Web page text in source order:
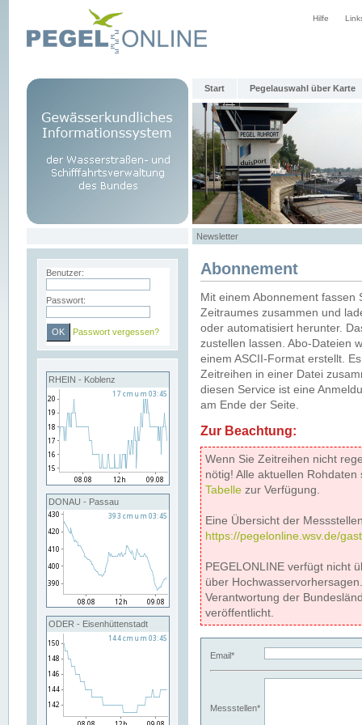
Hilfe
Start Pegelauswahl über Karte
Newsletter
Benutzer:
Passwort:
Passwort vergessen?
RHEIN - Koblenz
DONAU - Passau
ODER - Eisenhüttenstadt
Abonnement
Mit einem Abonnement
Zeitraumes zusammen und
oder automatisiert herunter.
zustellen lassen. Abo-Dateien
einem ASCII-Format erstellt.
Zeitreihen in einer Datei
diesen Service ist eine
am Ende der Seite.
Zur Beachtung:
Wenn Sie Zeitreihen nicht
nötig! Alle aktuellen
Tabelle zur Verfügung.
Eine Übersicht der
https://pegelonline.wsv.de/
PEGELONLINE verfügt nicht
über
Verantwortung der
veröffentlicht.
Email*
Messstellen*